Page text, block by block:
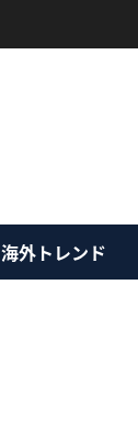
海外トレンド